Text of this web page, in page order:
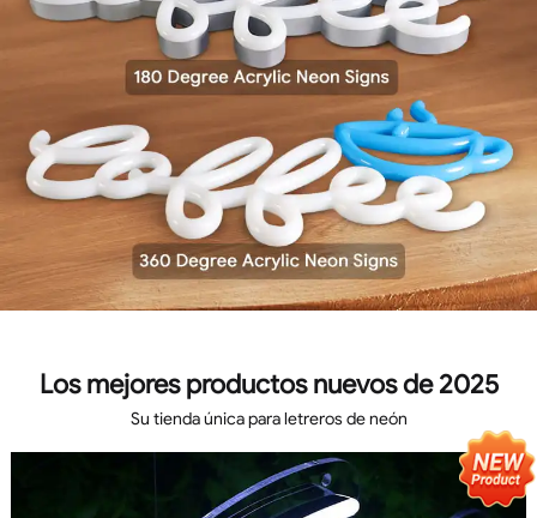
Los mejores productos nuevos de 2025
Su tienda única para letreros de neón